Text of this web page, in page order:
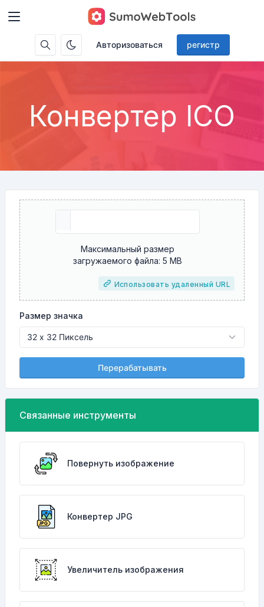
Авторизоваться регистр
Конвертер ICO
Максимальный размер
загружаемого файла: 5 MB
Использовать удаленный URL
Размер значка
Перерабатывать
Связанные инструменты
Повернуть изображение
Конвертер JPG
Увеличитель изображения